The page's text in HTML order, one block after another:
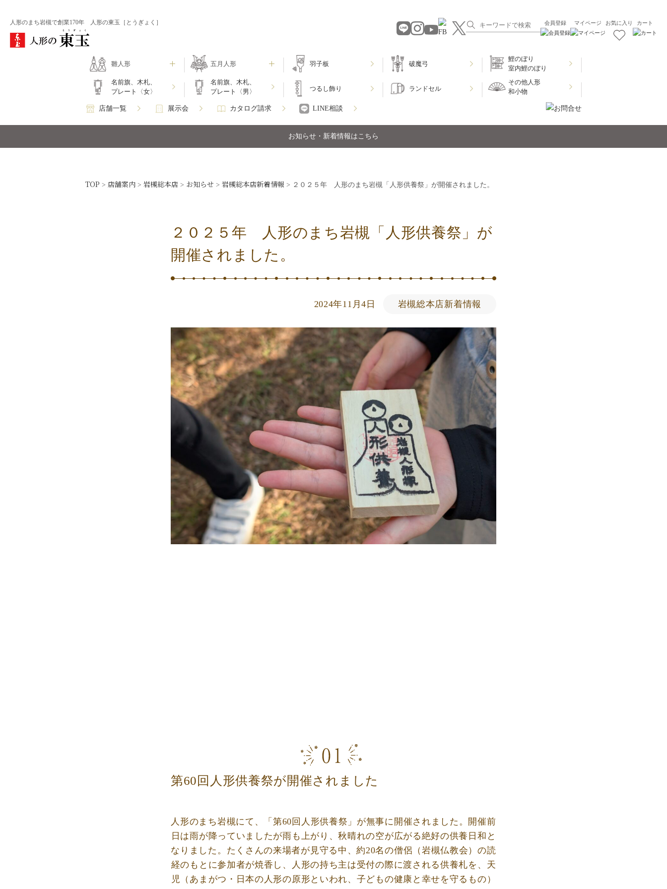
人形のまち岩槻で創業170年 人形の東玉［とうぎょく］ 会員登録 マイページ お気に入り カート
雛人形 五月人形 羽子板 破魔弓
鯉のぼり
室内鯉のぼり
名前旗、木札、
プレート〈女〉
名前旗、木札、
プレート〈男〉
つるし飾り ランドセル
その他人形
和小物
店舗一覧 展示会 カタログ請求 LINE相談
お知らせ・新着情報はこちら
TOP > 店舗案内 > 岩槻総本店 > お知らせ > 岩槻総本店新着情報 > ２０２５年 人形のまち岩槻「人形供養祭」が開催されました。
２０２５年 人形のまち岩槻「人形供養祭」が
開催されました。
2024年11月4日 岩槻総本店新着情報
第60回人形供養祭が開催されました
人形のまち岩槻にて、「第60回人形供養祭」が無事に開催されました。開催前
日は雨が降っていましたが雨も上がり、秋晴れの空が広がる絶好の供養日和と
なりました。たくさんの来場者が見守る中、約20名の僧侶（岩槻仏教会）の読
経のもとに参加者が焼香し、人形の持ち主は受付の際に渡される供養札を、天
児（あまがつ・日本の人形の原形といわれ、子どもの健康と幸せを守るもの）